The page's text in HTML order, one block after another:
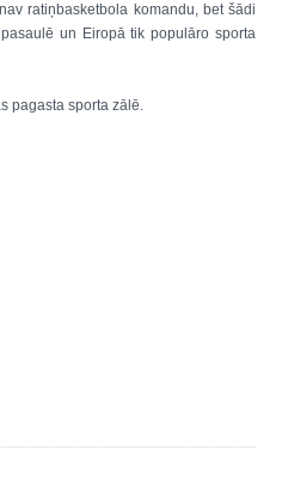
ratiņbasketbola komandu, bet šādi
un Eiropā tik populāro sporta
pagasta sporta zālē.